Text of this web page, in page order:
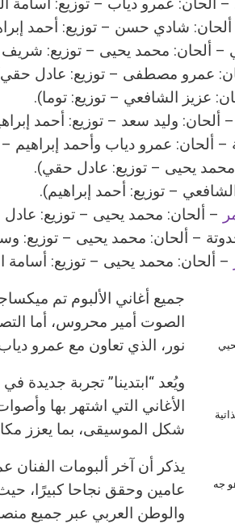
– ألحان: عمرو دياب – توزيع: أسامة
شادي حسن – توزيع: أحمد
– ألحان: محمد يحيى – توزيع:
عمرو مصطفى – توزيع: عادل
عزيز الشافعي – توزيع: توما).
– ألحان: وليد سعد – توزيع: أحمد
ألحان: عمرو دياب وأحمد إبراهيم –
محمد يحيى – توزيع: عادل حقي).
– توزيع: أحمد إبراهيم).
– ألحان: محمد يحيى – توزيع:
– ألحان: محمد يحيى – توزيع:
– ألحان: محمد يحيى – توزيع: أسامة
جه
جميع أغاني الألبوم تم
الصوت أمير محروس، أما
نور، الذي تعاون مع عمرو
ويُعد “ابتدينا” تجربة
الأغاني التي اشتهر بها
شكل الموسيقى، بما يعزز
يذكر أن آخر ألبومات
عامين وحقق نجاحا كبيرًا،
والوطن العربي عبر جميع